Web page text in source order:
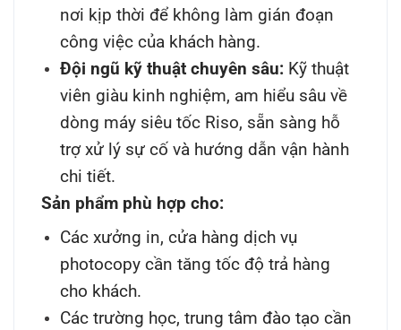
nơi kịp thời để không làm gián đoạn
công việc của khách hàng.
Đội ngũ kỹ thuật chuyên sâu: Kỹ thuật
viên giàu kinh nghiệm, am hiểu sâu về
dòng máy siêu tốc Riso, sẵn sàng hỗ
trợ xử lý sự cố và hướng dẫn vận hành
chi tiết.
Sản phẩm phù hợp cho:
Các xưởng in, cửa hàng dịch vụ
photocopy cần tăng tốc độ trả hàng
cho khách.
Các trường học, trung tâm đào tạo cần